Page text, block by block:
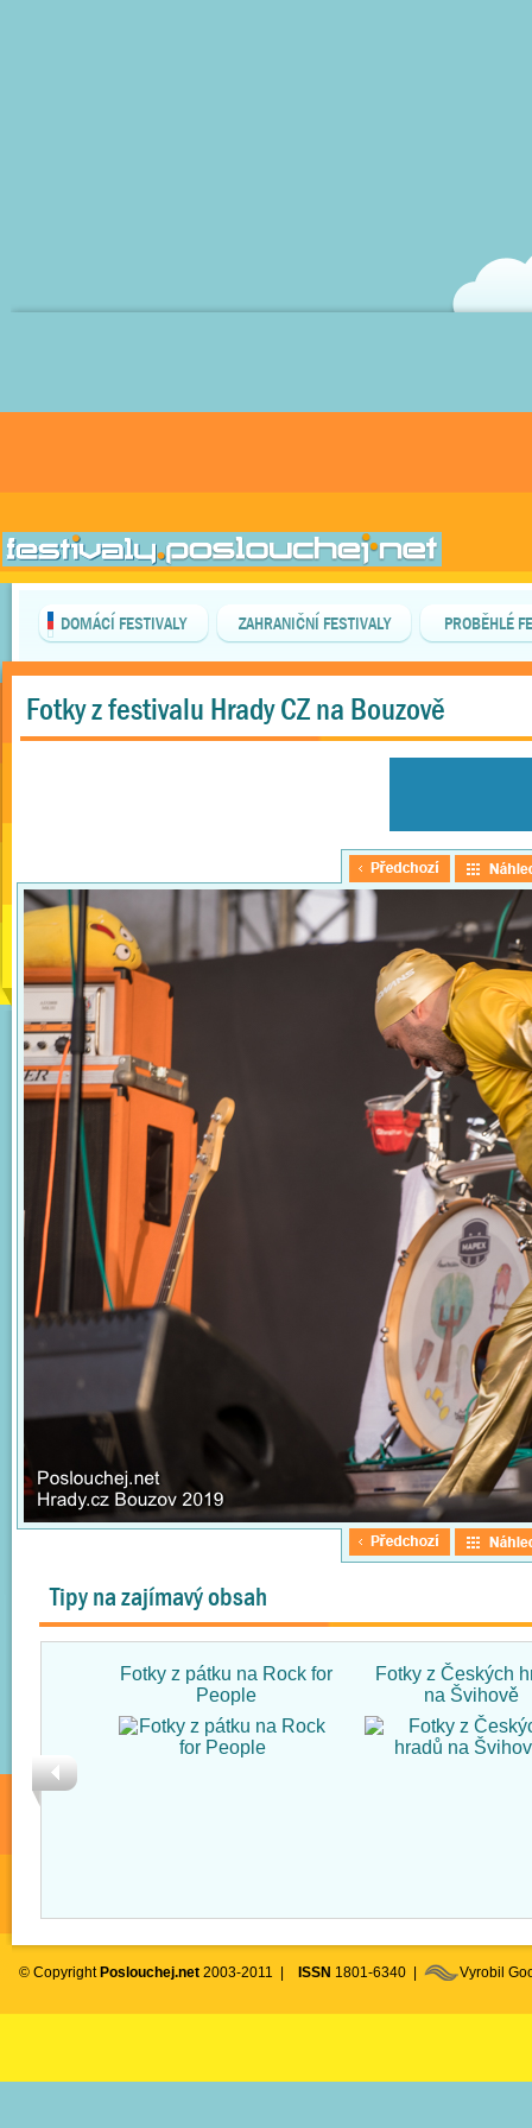
DOMÁCÍ FESTIVALY ZAHRANIČNÍ FESTIVALY PROBĚHLÉ
Fotky z festivalu Hrady CZ na Bouzově
Tipy na zajímavý obsah
Fotky z pátku na Rock for
People
Fotky z Českých
na Švihově
© Copyright Poslouchej.net 2003-2011 | ISSN 1801-6340 | Vyrobil